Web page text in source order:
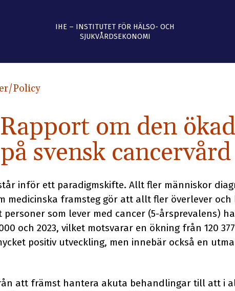
IHE – INSTITUTET FÖR HÄLSO- OCH
SJUKVÅRDSEKONOMI
/Policy
om den
svensk cancervård
inför ett paradigmskifte. Allt fler människor
medicinska framsteg gör att allt fler överlever och
som lever med cancer (5-årsprevalens)
och 2023, vilket motsvarar en ökning från 120 377
positiv utveckling, men innebär också en
att främst hantera akuta behandlingar till att i